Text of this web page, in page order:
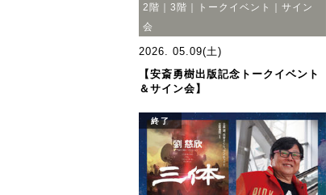
2階｜3階｜トークイベント｜サイン
会
2026. 05.09(土)
【安斎勇樹出版記念トークイベント
＆サイン会】
終了